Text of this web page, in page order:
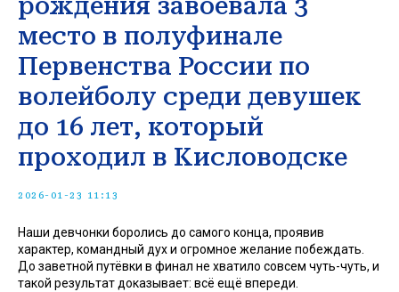
место в полуфинале
Первенства России по
волейболу среди девушек
до 16 лет, который
проходил в Кисловодске
2026-01-23 11:13
Наши девчонки боролись до самого конца, проявив
характер, командный дух и огромное желание побеждать.
До заветной путёвки в финал не хватило совсем чуть-чуть, и
такой результат доказывает: всё ещё впереди.